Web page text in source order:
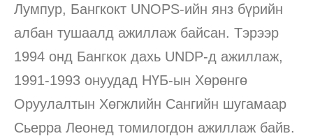
Лумпур, Бангкокт UNOPS-ийн янз бүрийн
албан тушаалд ажиллаж байсан. Тэрээр
1994 онд Бангкок дахь UNDP-д ажиллаж,
1991-1993 онуудад НҮБ-ын Хөрөнгө
Оруулалтын Хөгжлийн Сангийн шугамаар
Сьерра Леонед томилогдон ажиллаж байв.